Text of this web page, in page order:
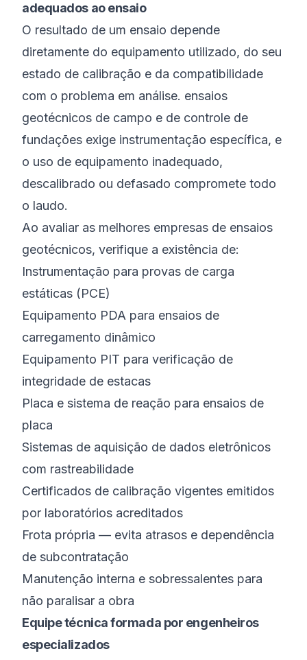
adequados ao ensaio
O resultado de um ensaio depende
diretamente do equipamento utilizado, do seu
estado de calibração e da compatibilidade
com o problema em análise. ensaios
geotécnicos de campo e de controle de
fundações exige instrumentação específica, e
o uso de equipamento inadequado,
descalibrado ou defasado compromete todo
o laudo.
Ao avaliar as melhores empresas de ensaios
geotécnicos, verifique a existência de:
Instrumentação para provas de carga
estáticas (PCE)
Equipamento PDA para ensaios de
carregamento dinâmico
Equipamento PIT para verificação de
integridade de estacas
Placa e sistema de reação para ensaios de
placa
Sistemas de aquisição de dados eletrônicos
com rastreabilidade
Certificados de calibração vigentes emitidos
por laboratórios acreditados
Frota própria — evita atrasos e dependência
de subcontratação
Manutenção interna e sobressalentes para
não paralisar a obra
Equipe técnica formada por engenheiros
especializados